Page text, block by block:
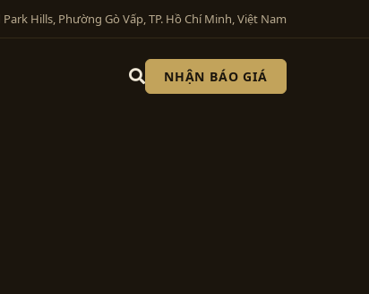
Hills, Phường Gò Vấp, TP. Hồ Chí Minh, Việt Nam
NHẬN BÁO GIÁ